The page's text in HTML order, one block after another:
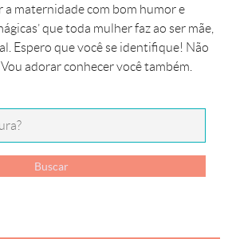
a maternidade com bom humor e
que toda mulher faz ao ser mãe,
Espero que você se identifique! Não
adorar conhecer você também.